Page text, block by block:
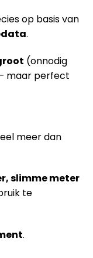
op basis van
.
(onnodig
maar perfect
meer dan
slimme meter
te
.